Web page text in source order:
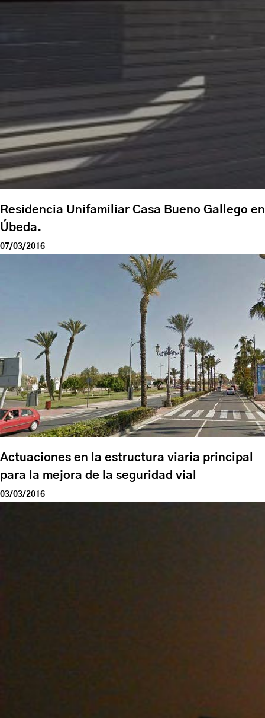
Residencia Unifamiliar Casa Bueno Gallego en
Úbeda.
07/03/2016
Actuaciones en la estructura viaria principal
para la mejora de la seguridad vial
03/03/2016